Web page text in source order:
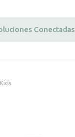
Conectadas